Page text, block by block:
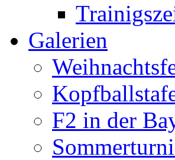
Galerien
F2 in der